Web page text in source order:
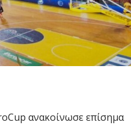
ανακοίνωσε επίσημα